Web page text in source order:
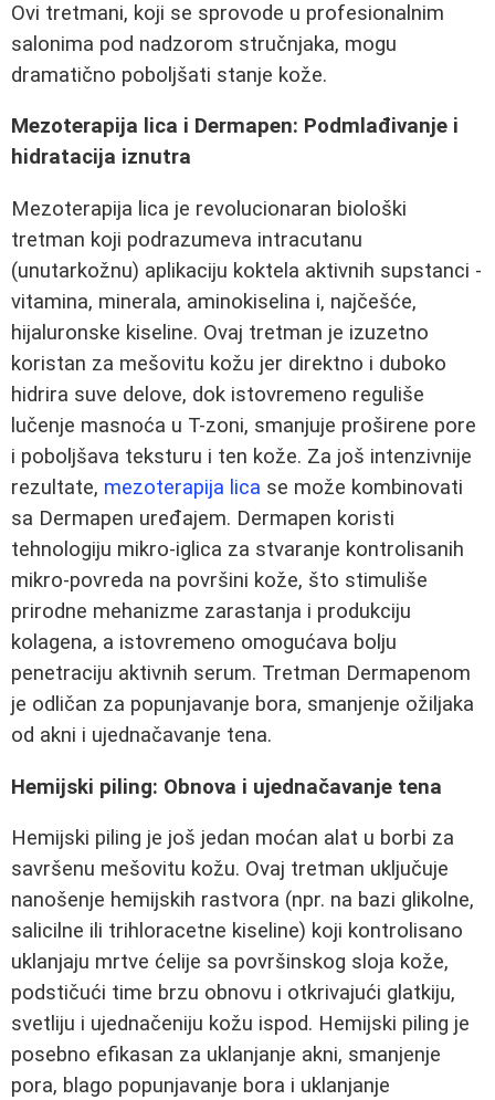
Ovi tretmani, koji se sprovode u profesionalnim
salonima pod nadzorom stručnjaka, mogu
dramatično poboljšati stanje kože.
Mezoterapija lica i Dermapen: Podmlađivanje i
hidratacija iznutra
Mezoterapija lica je revolucionaran biološki
tretman koji podrazumeva intracutanu
(unutarkožnu) aplikaciju koktela aktivnih supstanci -
vitamina, minerala, aminokiselina i, najčešće,
hijaluronske kiseline. Ovaj tretman je izuzetno
koristan za mešovitu kožu jer direktno i duboko
hidrira suve delove, dok istovremeno reguliše
lučenje masnoća u T-zoni, smanjuje proširene pore
i poboljšava teksturu i ten kože. Za još intenzivnije
rezultate, mezoterapija lica se može kombinovati
sa Dermapen uređajem. Dermapen koristi
tehnologiju mikro-iglica za stvaranje kontrolisanih
mikro-povreda na površini kože, što stimuliše
prirodne mehanizme zarastanja i produkciju
kolagena, a istovremeno omogućava bolju
penetraciju aktivnih serum. Tretman Dermapenom
je odličan za popunjavanje bora, smanjenje ožiljaka
od akni i ujednačavanje tena.
Hemijski piling: Obnova i ujednačavanje tena
Hemijski piling je još jedan moćan alat u borbi za
savršenu mešovitu kožu. Ovaj tretman uključuje
nanošenje hemijskih rastvora (npr. na bazi glikolne,
salicilne ili trihloracetne kiseline) koji kontrolisano
uklanjaju mrtve ćelije sa površinskog sloja kože,
podstičući time brzu obnovu i otkrivajući glatkiju,
svetliju i ujednačeniju kožu ispod. Hemijski piling je
posebno efikasan za uklanjanje akni, smanjenje
pora, blago popunjavanje bora i uklanjanje